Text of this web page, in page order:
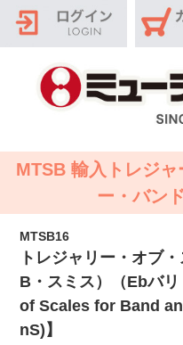
MTSB 輸入トレジ
ー・バン
MTSB16
トレジャリー・オブ
B・スミス）（Ebバ
of Scales for Band
nS)】